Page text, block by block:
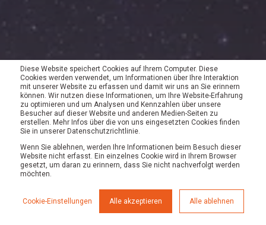
Diese Website speichert Cookies auf Ihrem Computer. Diese
Cookies werden verwendet, um Informationen über Ihre Interaktion
mit unserer Website zu erfassen und damit wir uns an Sie erinnern
können. Wir nutzen diese Informationen, um Ihre Website-Erfahrung
zu optimieren und um Analysen und Kennzahlen über unsere
Besucher auf dieser Website und anderen Medien-Seiten zu
erstellen. Mehr Infos über die von uns eingesetzten Cookies finden
Sie in unserer Datenschutzrichtlinie.
Wenn Sie ablehnen, werden Ihre Informationen beim Besuch dieser
Website nicht erfasst. Ein einzelnes Cookie wird in Ihrem Browser
gesetzt, um daran zu erinnern, dass Sie nicht nachverfolgt werden
möchten.
Cookie-Einstellungen Alle akzeptieren Alle ablehnen
DEINE
SUCHE
ENDET
HIER.